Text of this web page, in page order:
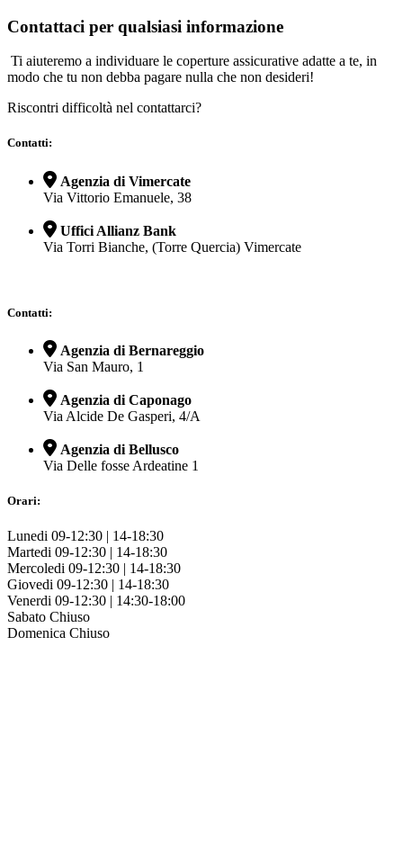
Contattaci per qualsiasi informazione
Ti aiuteremo a individuare le coperture assicurative adatte a te, in
modo che tu non debba pagare nulla che non desideri!
Riscontri difficoltà nel contattarci?
Contatti:
Agenzia di Vimercate
Via Vittorio Emanuele, 38
Uffici Allianz Bank
Via Torri Bianche, (Torre Quercia) Vimercate
Contatti:
Agenzia di Bernareggio
Via San Mauro, 1
Agenzia di Caponago
Via Alcide De Gasperi, 4/A
Agenzia di Bellusco
Via Delle fosse Ardeatine 1
Orari:
Lunedi 09-12:30 | 14-18:30
Martedi 09-12:30 | 14-18:30
Mercoledi 09-12:30 | 14-18:30
Giovedi 09-12:30 | 14-18:30
Venerdi 09-12:30 | 14:30-18:00
Sabato Chiuso
Domenica Chiuso